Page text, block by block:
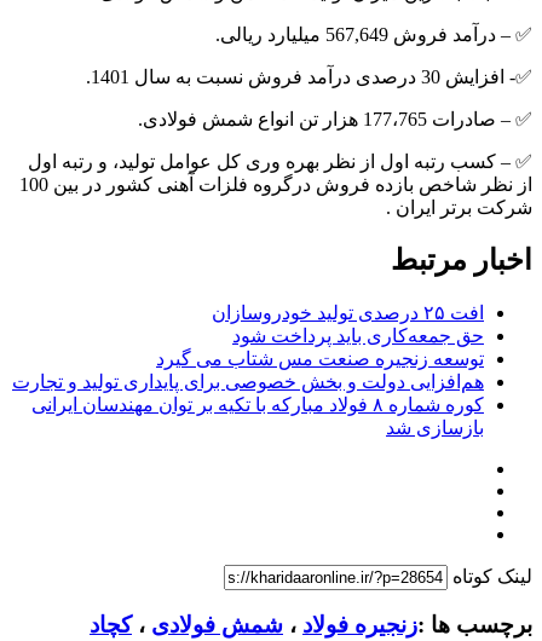
✅ – درآمد فروش 567,649 میلیارد ریالی.
✅- افزایش 30 درصدی درآمد فروش نسبت به سال 1401.
✅ – صادرات 177،765 هزار تن انواع شمش فولادی.
✅ – کسب رتبه اول از نظر بهره وری کل عوامل تولید، و رتبه اول
از نظر شاخص بازده فروش درگروه فلزات آهنی کشور در بین 100
شرکت برتر ایران .
اخبار مرتبط
افت ۲۵ درصدی تولید خودروسازان
حق جمعه‌کاری باید پرداخت شود
توسعه زنجیره صنعت مس شتاب می گیرد
هم‌افزایی دولت و بخش خصوصی برای پایداری تولید و تجارت
کوره شماره ۸ فولاد مبارکه با تکیه بر توان مهندسان ایرانی
بازسازی شد
لینک کوتاه
برچسب ها :زنجیره فولاد ، شمش فولادی ،کچاد